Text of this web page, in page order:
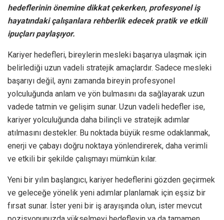
hedeflerinin önemine dikkat çekerken, profesyonel iş
hayatındaki çalışanlara rehberlik edecek pratik ve etkili
ipuçları paylaşıyor.
Kariyer hedefleri, bireylerin mesleki başarıya ulaşmak için
belirlediği uzun vadeli stratejik amaçlardır. Sadece mesleki
başarıyı değil, aynı zamanda bireyin profesyonel
yolculuğunda anlam ve yön bulmasını da sağlayarak uzun
vadede tatmin ve gelişim sunar. Uzun vadeli hedefler ise,
kariyer yolculuğunda daha bilinçli ve stratejik adımlar
atılmasını destekler. Bu noktada büyük resme odaklanmak,
enerji ve çabayı doğru noktaya yönlendirerek, daha verimli
ve etkili bir şekilde çalışmayı mümkün kılar.
Yeni bir yılın başlangıcı, kariyer hedeflerini gözden geçirmek
ve geleceğe yönelik yeni adımlar planlamak için eşsiz bir
fırsat sunar. İster yeni bir iş arayışında olun, ister mevcut